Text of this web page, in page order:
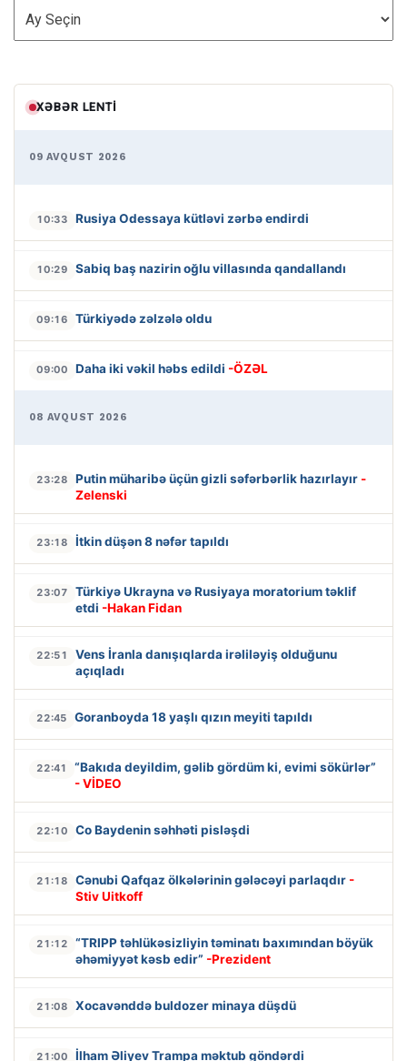
ARXİV
XƏBƏR LENTI
09 AVQUST 2026
10:33 Rusiya Odessaya kütləvi zərbə endirdi
10:29 Sabiq baş nazirin oğlu villasında qandallandı
09:16 Türkiyədə zəlzələ oldu
09:00 Daha iki vəkil həbs edildi -ÖZƏL
08 AVQUST 2026
23:28 Putin müharibə üçün gizli səfərbərlik hazırlayır -
Zelenski
23:18 İtkin düşən 8 nəfər tapıldı
23:07
Türkiyə Ukrayna və Rusiyaya moratorium təklif
etdi -Hakan Fidan
22:51
Vens İranla danışıqlarda irəliləyiş olduğunu
açıqladı
22:45 Goranboyda 18 yaşlı qızın meyiti tapıldı
22:41
“Bakıda deyildim, gəlib gördüm ki, evimi sökürlər”
- VİDEO
22:10 Co Baydenin səhhəti pisləşdi
21:18 Cənubi Qafqaz ölkələrinin gələcəyi parlaqdır -
Stiv Uitkoff
21:12
“TRIPP təhlükəsizliyin təminatı baxımından böyük
əhəmiyyət kəsb edir” -Prezident
21:08 Xocavənddə buldozer minaya düşdü
21:00 İlham Əliyev Trampa məktub göndərdi